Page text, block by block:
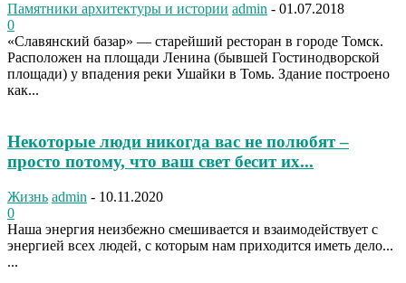
Памятники архитектуры и истории admin - 01.07.2018
0
«Славянский базар» — старейший ресторан в городе Томск.
Расположен на площади Ленина (бывшей Гостинодворской
площади) у впадения реки Ушайки в Томь. Здание построено
как...
Некоторые люди никогда вас не полюбят –
просто потому, что ваш свет бесит их...
Жизнь admin - 10.11.2020
0
Наша энергия неизбежно смешивается и взаимодействует с
энергией всех людей, с которым нам приходится иметь дело...
...